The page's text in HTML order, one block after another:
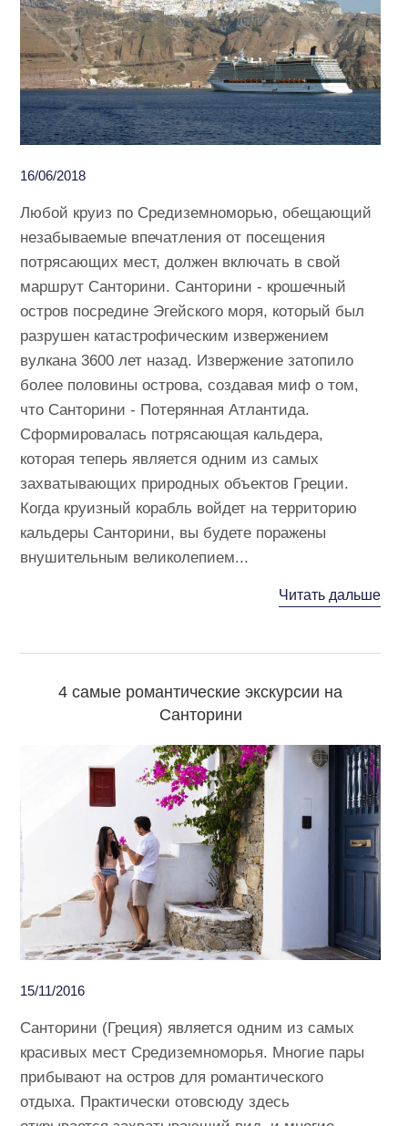
16/06/2018
Любой круиз по Средиземноморью, обещающий
незабываемые впечатления от посещения
потрясающих мест, должен включать в свой
маршрут Санторини. Санторини - крошечный
остров посредине Эгейского моря, который был
разрушен катастрофическим извержением
вулкана 3600 лет назад. Извержение затопило
более половины острова, создавая миф о том,
что Санторини - Потерянная Атлантида.
Сформировалась потрясающая кальдера,
которая теперь является одним из самых
захватывающих природных объектов Греции.
Когда круизный корабль войдет на территорию
кальдеры Санторини, вы будете поражены
внушительным великолепием...
Читать дальше
4 самые романтические экскурсии на
Санторини
15/11/2016
Санторини (Греция) является одним из самых
красивых мест Средиземноморья. Многие пары
прибывают на остров для романтического
отдыха. Практически отовсюду здесь